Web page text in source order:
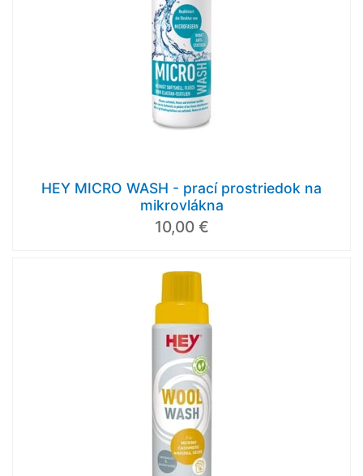
HEY MICRO WASH - prací prostriedok na
mikrovlákna
10,00 €